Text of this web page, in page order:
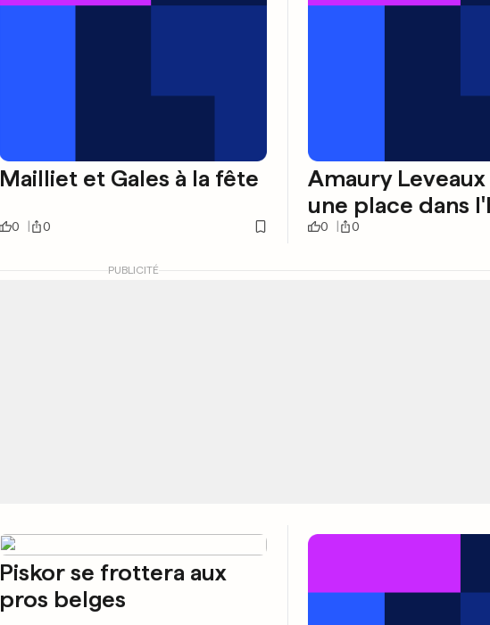
Mailliet et Gales à la fête
0 0
Amaury
une place dans
0 0
PUBLICITÉ
Piskor se frottera aux
pros belges